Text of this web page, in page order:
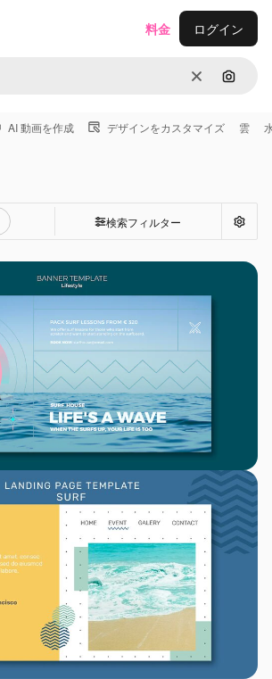
消去 画像で
料金 ログイン
AI 動画を作成 デザインをカスタマイズ 雲
検索フィルター